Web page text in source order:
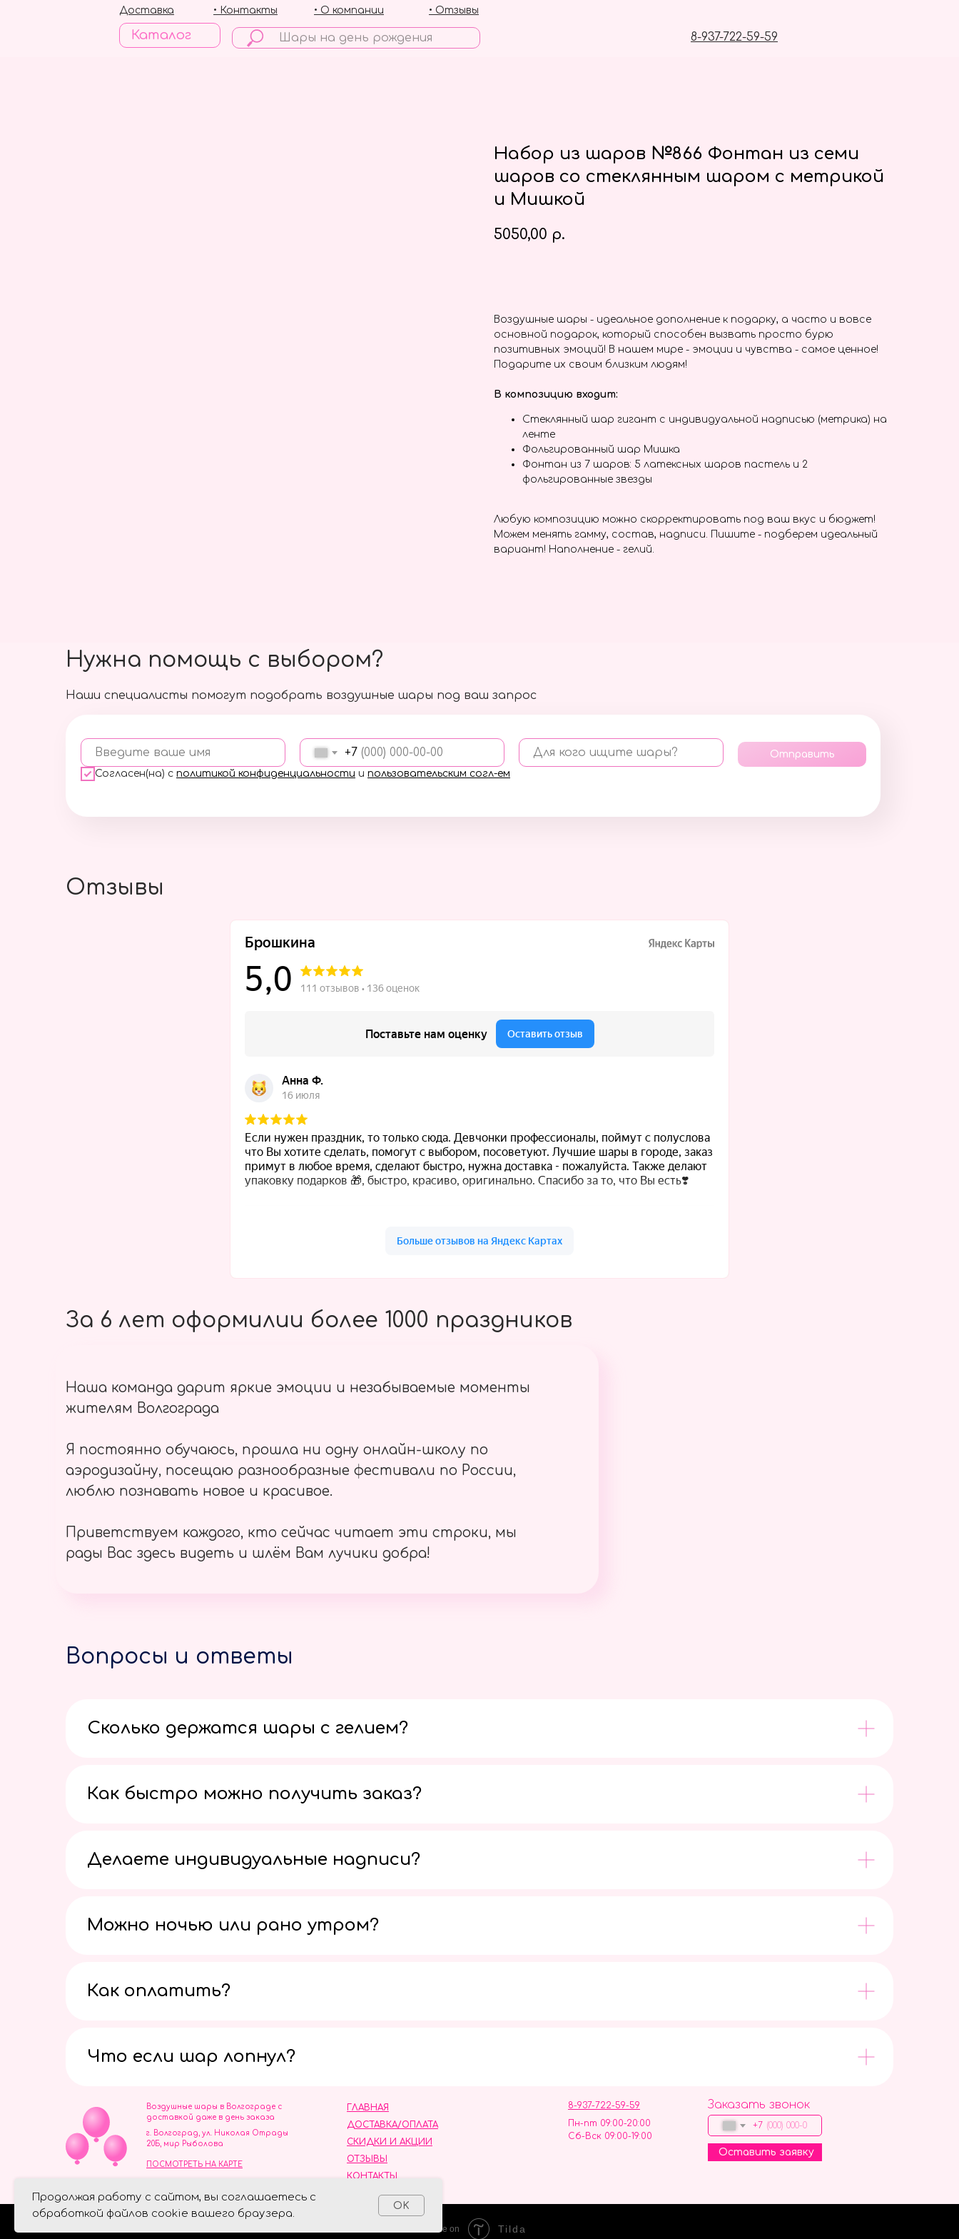
Каталог 8-937-722-59-59
• Отзывы
• О компании
• Контакты
Доставка
Набор из шаров №866 Фонтан из семи
шаров со стеклянным шаром с метрикой
и Мишкой
5050,00 р.
Воздушные шары - идеальное дополнение к подарку, а часто и вовсе
основной подарок, который способен вызвать просто бурю
позитивных эмоций! В нашем мире - эмоции и чувства - самое ценное!
Подарите их своим близким людям!
В композицию входит:
Стеклянный шар гигант с индивидуальной надписью (метрика) на
ленте
Фольгированный шар Мишка
Фонтан из 7 шаров: 5 латексных шаров пастель и 2
фольгированные звезды
Любую композицию можно скорректировать под ваш вкус и бюджет!
Можем менять гамму, состав, надписи. Пишите - подберем идеальный
вариант! Наполнение - гелий.
Наши специалисты помогут подобрать воздушные шары под ваш запрос
Введите ваше имя +7 Для кого ищите шары?
Согласен(на) с политикой конфиденциальности и пользовательским согл-ем
Отправить
Нужна помощь с выбором?
Продолжая работу с сайтом, вы соглашаетесь с
обработкой файлов cookie вашего браузера.
OK
Отзывы
За 6 лет оформилии более 1000 праздников
Наша команда дарит яркие эмоции и незабываемые моменты
жителям Волгограда
Я постоянно обучаюсь, прошла ни одну онлайн-школу по
аэродизайну, посещаю разнообразные фестивали по России,
люблю познавать новое и красивое.
Приветствуем каждого, кто сейчас читает эти строки, мы
рады Вас здесь видеть и шлём Вам лучики добра!
Вопросы и ответы
Сколько держатся шары с гелием?
Как быстро можно получить заказ?
Делаете индивидуальные надписи?
Можно ночью или рано утром?
Как оплатить?
Что если шар лопнул?
ОТЗЫВЫ
ГЛАВНАЯ
ДОСТАВКА/ОПЛАТА
СКИДКИ И АКЦИИ
КОНТАКТЫ
8-937-722-59-59
Пн-пт 09:00-20:00
Сб-Вск 09:00-19:00
Воздушные шары в Волгограде с
доставкой даже в день заказа
Заказать звонок
+7
Оставить заявку
г. Волгоград, ул. Николая Отрады
20Б, мир Рыболова
ПОСМОТРЕТЬ НА КАРТЕ
ИНН 344110093739
Политика обработки персональных данных
Made on Tilda